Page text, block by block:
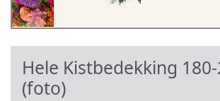
Hele Kistbedekking
(foto)